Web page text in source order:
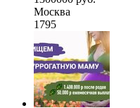
Москва
1795